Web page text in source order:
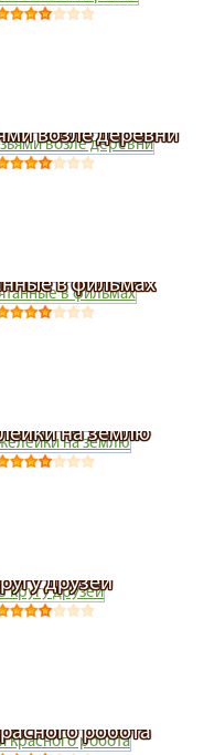
возле деревни
в фильмах
на землю
друзей
робота